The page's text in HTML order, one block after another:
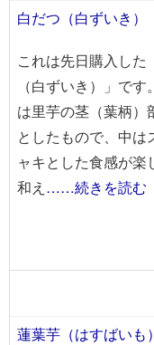
白だつ（白ずいき）
これは先日購入した
（白ずいき）」です
は里芋の茎（葉柄）
としたもので、中
ャキとした食感が
和え ……続きを読む
蓮葉芋（はすばいも）